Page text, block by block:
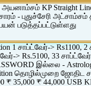
KP Straight
- புதுச்சேரி
படுத்தப்பட்டுள்ளது
1 சாப்ட்வேர்-> Rs1100, 2
> Rs.5100, 33
இல்லை -
தொழில்முறை ஜோதிட
₹ 35,000 ₹ 44,000 USB